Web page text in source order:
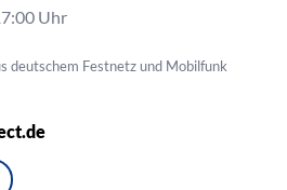
Uhr
deutschem Festnetz und Mobilfunk